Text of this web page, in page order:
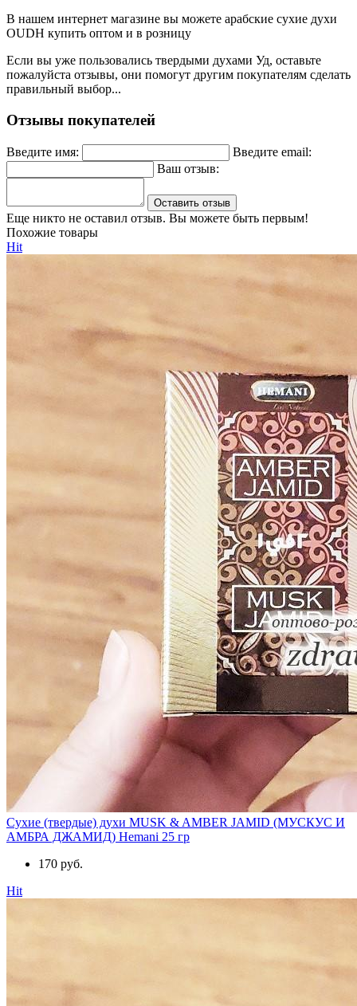
В нашем интернет магазине вы можете арабские сухие духи
OUDH купить оптом и в розницу
Если вы уже пользовались твердыми духами Уд, оставьте
пожалуйста отзывы, они помогут другим покупателям сделать
правильный выбор...
Отзывы покупателей
Введите имя:
Введите email:
Ваш отзыв:
Оставить отзыв
Еще никто не оставил отзыв. Вы можете быть первым!
Похожие товары
Hit
Сухие (твердые) духи MUSK & AMBER JAMID (МУСКУС И
АМБРА ДЖАМИД) Hemani 25 гр
170 руб.
Hit